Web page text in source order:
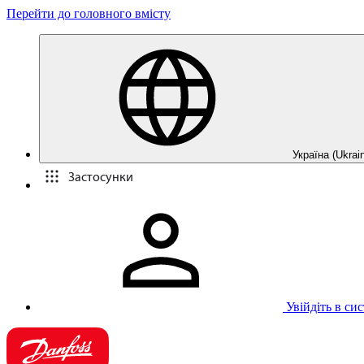
Перейти до головного вмісту
Україна
Застосунки
Увійдіть в